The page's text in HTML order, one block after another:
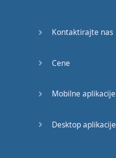
Kontaktirajte nas
Cene
Mobilne aplikacije
Desktop aplikacije